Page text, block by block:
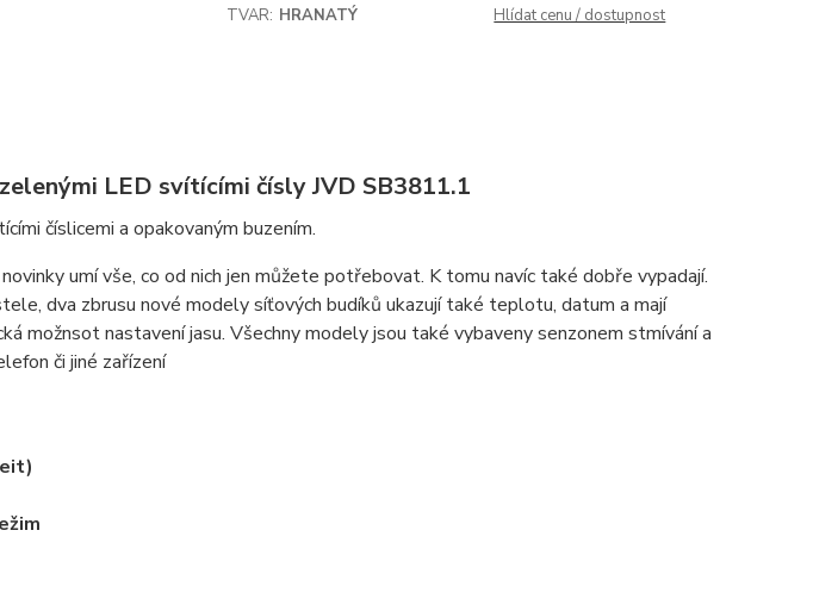
TVAR: HRANATÝ Hlídat cenu / dostupnost
LED svítícími čísly JVD SB3811.1
číslicemi a opakovaným buzením.
umí vše, co od nich jen můžete potřebovat. K tomu navíc také dobře vypadají.
dva zbrusu nové modely síťových budíků ukazují také teplotu, datum a mají
možnsot nastavení jasu. Všechny modely jsou také vybaveny senzonem stmívání a
či jiné zařízení